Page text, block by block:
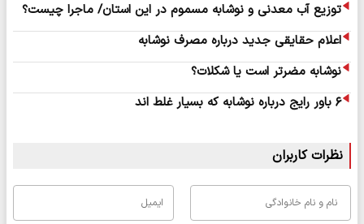
توزیع آب معدنی و نوشابه مسموم در این استان/ ماجرا چیست؟
اعلام حقایقی جدید درباره مصرف نوشابه
نوشابه مضرتر است یا شکلات؟
۶ باور رایج درباره نوشابه که بسیار غلط اند
نظرات کاربران